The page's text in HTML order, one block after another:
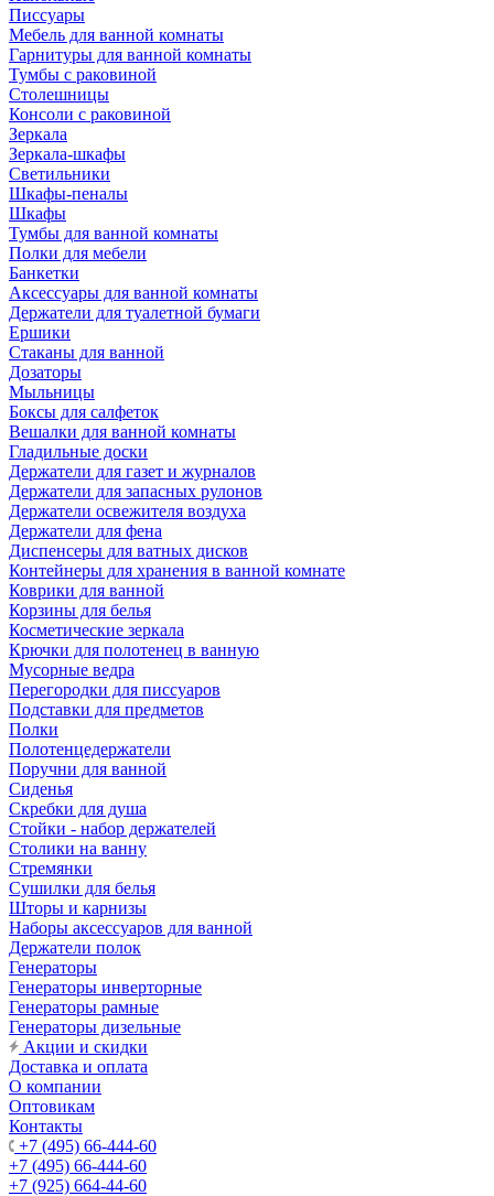
Писсуары
Мебель для ванной комнаты
Гарнитуры для ванной комнаты
Тумбы с раковиной
Столешницы
Консоли с раковиной
Зеркала
Зеркала-шкафы
Светильники
Шкафы-пеналы
Шкафы
Тумбы для ванной комнаты
Полки для мебели
Банкетки
Аксессуары для ванной комнаты
Держатели для туалетной бумаги
Ершики
Стаканы для ванной
Дозаторы
Мыльницы
Боксы для салфеток
Вешалки для ванной комнаты
Гладильные доски
Держатели для газет и журналов
Держатели для запасных рулонов
Держатели освежителя воздуха
Держатели для фена
Диспенсеры для ватных дисков
Контейнеры для хранения в ванной комнате
Коврики для ванной
Корзины для белья
Косметические зеркала
Крючки для полотенец в ванную
Мусорные ведра
Перегородки для писсуаров
Подставки для предметов
Полки
Полотенцедержатели
Поручни для ванной
Сиденья
Скребки для душа
Стойки - набор держателей
Столики на ванну
Стремянки
Сушилки для белья
Шторы и карнизы
Наборы аксессуаров для ванной
Держатели полок
Генераторы
Генераторы инверторные
Генераторы рамные
Генераторы дизельные
Акции и скидки
Доставка и оплата
О компании
Оптовикам
Контакты
+7 (495) 66-444-60
+7 (495) 66-444-60
+7 (925) 664-44-60